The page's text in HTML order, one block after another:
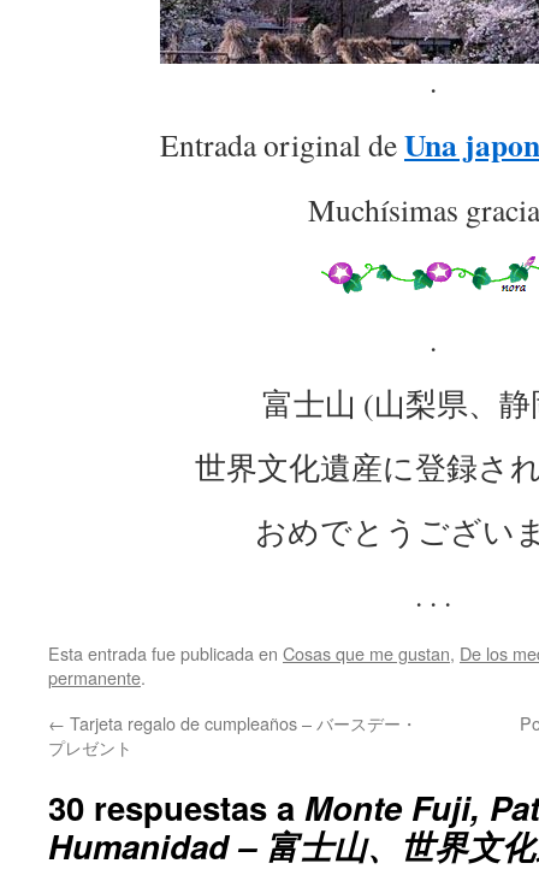
.
Entrada original deUna
Muchísimas
.
富士山 (山梨県、
世界文化遺産に登録さ
おめでとうござい
. . .
Esta entrada fue publicada en Cosas que me gustan, De los
permanente.
← Tarjeta regalo de cumpleaños – バースデー・
プレゼント
30 respuestas a Monte Fuji,
Humanidad – 富士山、世界文